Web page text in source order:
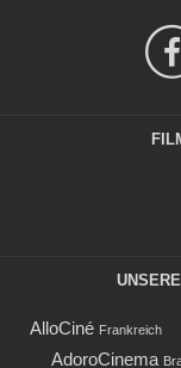
AlloCiné Frankreich
AdoroCinema